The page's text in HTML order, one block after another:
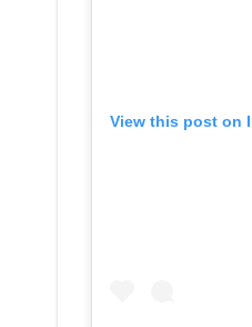
View this post on